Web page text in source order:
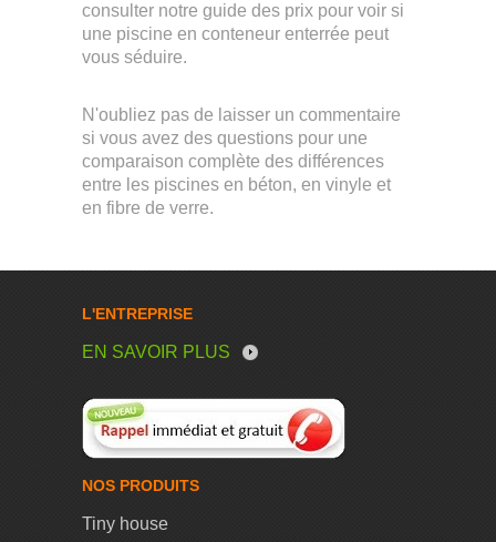
consulter notre guide des prix pour voir si
une piscine en conteneur enterrée peut
vous séduire.
N'oubliez pas de laisser un commentaire
si vous avez des questions pour une
comparaison complète des différences
entre les piscines en béton, en vinyle et
en fibre de verre.
L'ENTREPRISE
EN SAVOIR PLUS
NOS PRODUITS
Tiny house